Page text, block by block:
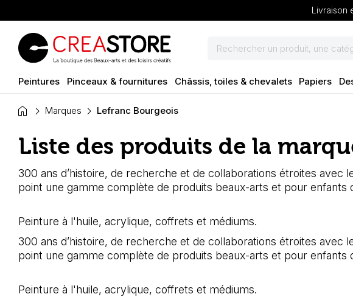
Livraison
Peintures Pinceaux & fournitures Châssis, toiles & chevalets Papiers
home Marques Lefranc Bourgeois
Liste des produits de la
300 ans d’histoire, de recherche et de collaborations étroites avec
point une gamme complète de produits beaux-arts et pour enfants
Peinture à l'huile, acrylique, coffrets et médiums.
300 ans d’histoire, de recherche et de collaborations étroites avec
point une gamme complète de produits beaux-arts et pour enfants
Peinture à l'huile, acrylique, coffrets et médiums.